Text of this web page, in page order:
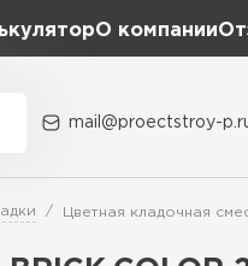
О компании
mail@proectstroy-
Цветная кладочная